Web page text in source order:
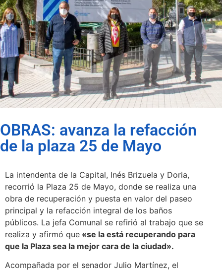
OBRAS: avanza la refacción
de la plaza 25 de Mayo
La intendenta de la Capital, Inés Brizuela y Doria,
recorrió la Plaza 25 de Mayo, donde se realiza una
obra de recuperación y puesta en valor del paseo
principal y la refacción integral de los baños
públicos. La jefa Comunal se refirió al trabajo que se
realiza y afirmó que «se la está recuperando para
que la Plaza sea la mejor cara de la ciudad».
Acompañada por el senador Julio Martínez, el